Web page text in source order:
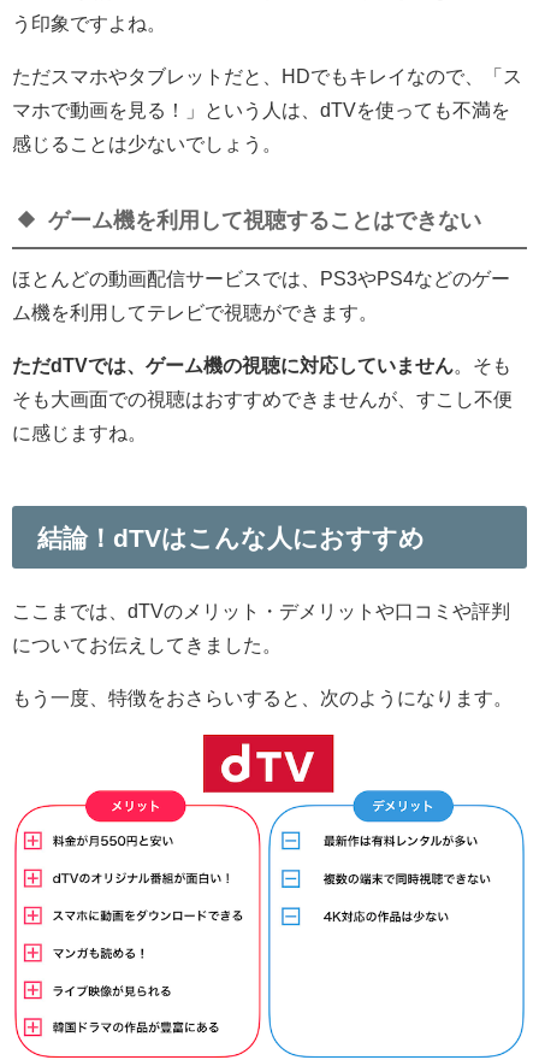
う印象ですよね。
ただスマホやタブレットだと、HDでもキレイなので、「ス
マホで動画を見る！」という人は、dTVを使っても不満を
感じることは少ないでしょう
ゲーム機を利用して視聴することはできない
ほとんどの動画配信サービスでは、PS3やPS4などのゲー
ム機を利用してテレビで視聴ができます。
ただdTVでは、ゲーム機の視聴に対応していません。そも
そも大画面での視聴はおすすめできませんが、すこし不便
に感じますね。
結論！dTVはこんな人におすすめ
ここまでは、dTVのメリット・デメリットや口コミや評判
についてお伝えしてきました。
もう一度、特徴をおさらいすると、次のようになります。